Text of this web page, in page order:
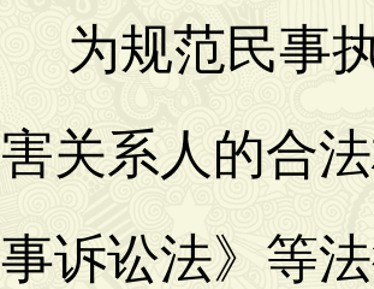
为规范民事
害关系人的合
事诉讼法》等